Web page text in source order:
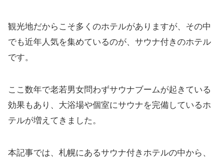
観光地だからこそ多くのホテルがありますが、その中
でも近年人気を集めているのが、サウナ付きのホテル
です。
ここ数年で老若男女問わずサウナブームが起きている
効果もあり、大浴場や個室にサウナを完備しているホ
テルが増えてきました。
本記事では、札幌にあるサウナ付きホテルの中から、